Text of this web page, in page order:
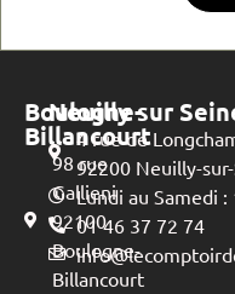
Boulogne-
Billancourt
98 rue
Gallieni
92100
Boulogne-
Billancourt
Neuilly sur
4 rue de
92200 Neuilly-
Lundi au Samedi :
01 46 37 72 74